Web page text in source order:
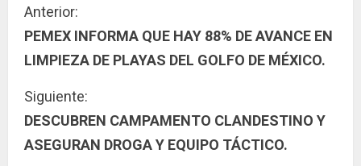
S
i
u
e
Anterior:
PEMEX INFORMA QUE HAY 88% DE AVANCE EN
LIMPIEZA DE PLAYAS DEL GOLFO DE MÉXICO.
Siguiente:
DESCUBREN CAMPAMENTO CLANDESTINO Y
ASEGURAN DROGA Y EQUIPO TÁCTICO.